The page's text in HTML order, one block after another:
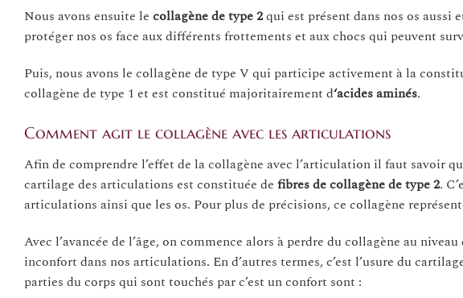
Nous avons ensuite le collagène de type 2qui est présent dans nos os aussi
protéger nos os face aux différents frottements et aux chocs qui peuvent
Puis, nous avons le collagène de type V qui participe activement à la
collagène de type 1 et est constitué majoritairement d‘acides aminés.
Comment agit le collagène avec les articulations
Afin de comprendre l’effet de la collagène avec l’articulation il faut savoir
cartilage des articulations est constituée de fibres de collagène de type 2.
articulations ainsi que les os. Pour plus de précisions, ce collagène
Avec l’avancée de l’âge, on commence alors à perdre du collagène au
inconfort dans nos articulations. En d’autres termes, c’est l’usure du
parties du corps qui sont touchés par c’est un confort sont :